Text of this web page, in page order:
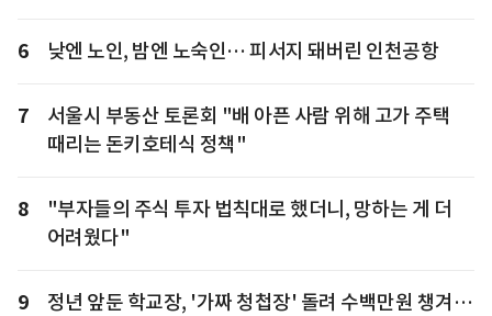
6 낮엔 노인, 밤엔 노숙인… 피서지 돼버린 인천공항
7
서울시 부동산 토론회 "배 아픈 사람 위해 고가 주택
때리는 돈키호테식 정책"
8
"부자들의 주식 투자 법칙대로 했더니, 망하는 게 더
어려웠다"
9
정년 앞둔 학교장, '가짜 청첩장' 돌려 수백만원 챙겨…